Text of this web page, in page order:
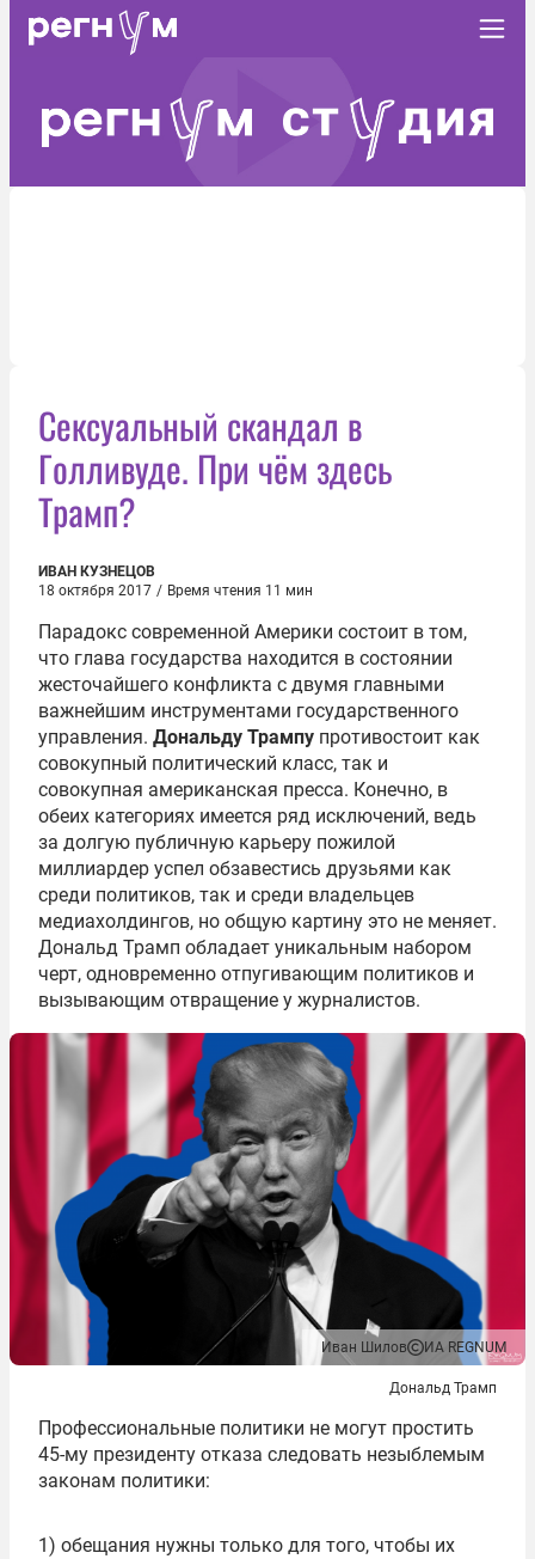
Сексуальный скандал в
Голливуде. При чём здесь
Трамп?
ИВАН КУЗНЕЦОВ
18 октября 2017 / Время чтения 11 мин
Парадокс современной Америки состоит в том,
что глава государства находится в состоянии
жесточайшего конфликта с двумя главными
важнейшим инструментами государственного
управления. Дональду Трампу противостоит как
совокупный политический класс, так и
совокупная американская пресса. Конечно, в
обеих категориях имеется ряд исключений, ведь
за долгую публичную карьеру пожилой
миллиардер успел обзавестись друзьями как
среди политиков, так и среди владельцев
медиахолдингов, но общую картину это не меняет.
Дональд Трамп обладает уникальным набором
черт, одновременно отпугивающим политиков и
вызывающим отвращение у журналистов.
Иван Шилов ИА REGNUM
Дональд Трамп
Профессиональные политики не могут простить
45-му президенту отказа следовать незыблемым
законам политики:
1) обещания нужны только для того, чтобы их